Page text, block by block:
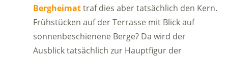
Bergheimattraf dies aber tatsächlich den Kern.
Frühstücken auf der Terrasse mit Blick auf
sonnenbeschienene Berge? Da wird der
Ausblick tatsächlich zur Hauptfigur der